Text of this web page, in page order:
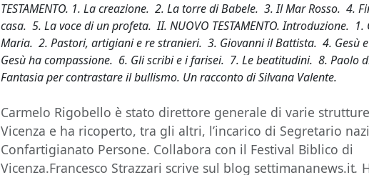
TESTAMENTO. 1. La creazione. 2. La torre di Babele. 3. Il Mar Rosso. 4.
casa. 5. La voce di un profeta. II. NUOVO TESTAMENTO. Introduzione. 1.
Maria. 2. Pastori, artigiani e re stranieri. 3. Giovanni il Battista. 4. Gesù
Gesù ha compassione. 6. Gli scribi e i farisei. 7. Le beatitudini. 8. Paolo
Fantasia per contrastare il bullismo. Un racconto di Silvana Valente.
Carmelo Rigobello è stato direttore generale di varie
Vicenza e ha ricoperto, tra gli altri, l’incarico di Segretario
Confartigianato Persone. Collabora con il Festival Biblico di
Vicenza.Francesco Strazzari scrive sul blog settimananews.it.